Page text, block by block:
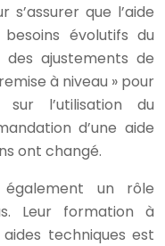
que l’aide
évolutifs du
des ajustements de
à niveau » pour
sur l’utilisation du
d’une aide
ont changé.
également un rôle
Leur formation à
techniques est